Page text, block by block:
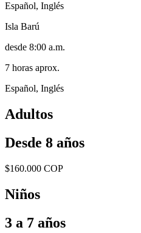
Español, Inglés
Isla Barú
desde 8:00 a.m.
7 horas aprox.
Español, Inglés
Adultos
Desde 8 años
$160.000 COP
Niños
3 a 7 años